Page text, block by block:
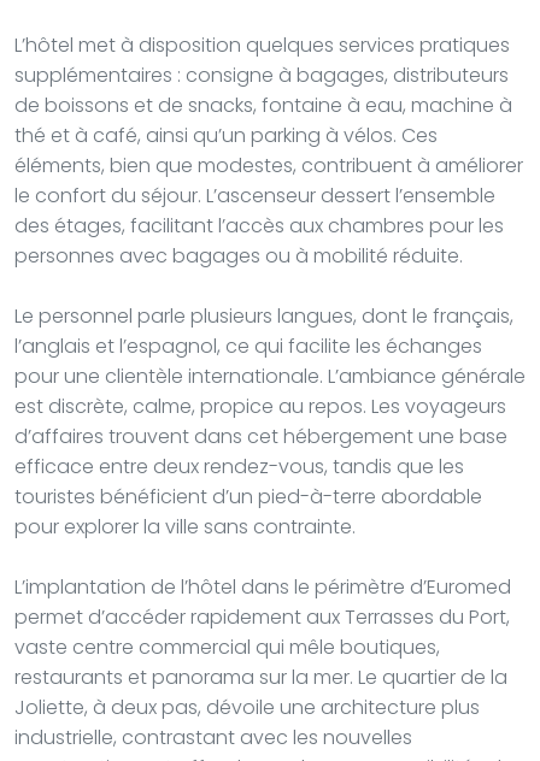
L’hôtel met à disposition quelques services pratiques
supplémentaires : consigne à bagages, distributeurs
de boissons et de snacks, fontaine à eau, machine à
thé et à café, ainsi qu’un parking à vélos. Ces
éléments, bien que modestes, contribuent à améliorer
le confort du séjour. L’ascenseur dessert l’ensemble
des étages, facilitant l’accès aux chambres pour les
personnes avec bagages ou à mobilité réduite.
Le personnel parle plusieurs langues, dont le français,
l’anglais et l’espagnol, ce qui facilite les échanges
pour une clientèle internationale. L’ambiance générale
est discrète, calme, propice au repos. Les voyageurs
d’affaires trouvent dans cet hébergement une base
efficace entre deux rendez-vous, tandis que les
touristes bénéficient d’un pied-à-terre abordable
pour explorer la ville sans contrainte.
L’implantation de l’hôtel dans le périmètre d’Euromed
permet d’accéder rapidement aux Terrasses du Port,
vaste centre commercial qui mêle boutiques,
restaurants et panorama sur la mer. Le quartier de la
Joliette, à deux pas, dévoile une architecture plus
industrielle, contrastant avec les nouvelles